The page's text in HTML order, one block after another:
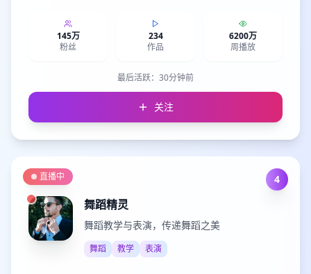
145万
粉丝
234
作品
6200万
周播放
最后活跃： 30分钟前
关注
4
直播中
舞蹈精灵
舞蹈教学与表演，传递舞蹈之美
舞蹈 教学 表演